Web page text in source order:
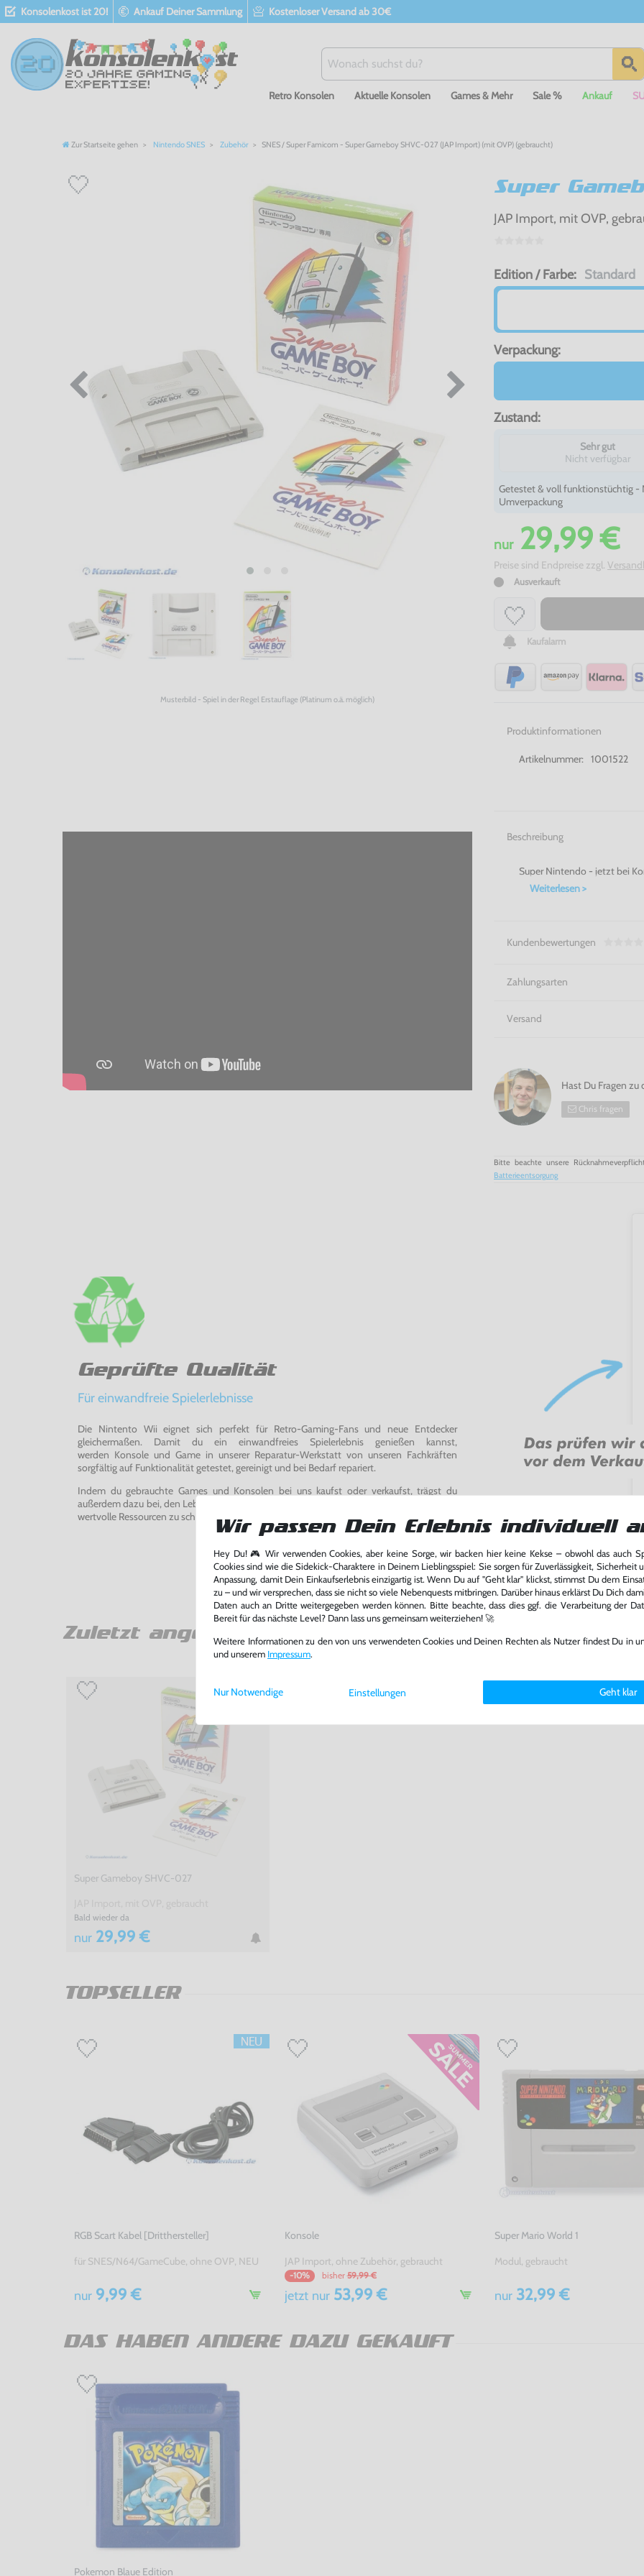
Konsolenkost ist 20! Ankauf Deiner Sammlung Kostenloser Versand ab 30€
Retro Konsolen Aktuelle Konsolen Games & Mehr Sale % Ankauf
Zur Startseite gehen Nintendo SNES Zubehör SNES / Super Famicom - Super Gameboy SHVC-027 (JAP Import) (mit OVP) (gebraucht)
Musterbild - Spiel in der Regel Erstauflage (Platinum o.ä. möglich)
Super
JAP Import, mit OVP,
Edition / Farbe: Standard
Verpackung:
Zustand:
Sehr gut
Nicht verfügbar
Getestet & voll funktionstüchtig -
Umverpackung
nur29,99 €
Preise sind Endpreise zzgl.
Ausverkauft
Kaufalarm
Produktinformationen
Artikelnummer: 1001522
Beschreibung
Super Nintendo - jetzt bei
Weiterlesen >
Kundenbewertungen
Zahlungsarten
Versand
Hast Du Fragen zu
Chris fragen
Bitte beachte unsere
Batterieentsorgung
Geprüfte Qualität
Für einwandfreie Spielerlebnisse
Die Nintento Wii eignet sich perfekt für Retro-Gaming-Fans und neue Entdecker
gleichermaßen. Damit du ein einwandfreies Spielerlebnis genießen kannst,
werden Konsole und Game in unserer Reparatur-Werkstatt von unseren Fachkräften
sorgfältig auf Funktionalität getestet, gereinigt und bei Bedarf repariert.
Indem du gebrauchte Games und Konsolen bei uns kaufst oder verkaufst, trägst du
außerdem dazu bei, den Lebenszyklus von Konsolen und Games zu verlängern und damit
wertvolle Ressourcen zu schonen und Abfall zu vermeiden.
Zuletzt angesehen
Super Gameboy SHVC-027
Bald wieder da
nur 29,99 €
TOPSELLER
RGB Scart Kabel [Dritthersteller]
für SNES/N64/GameCube, ohne OVP, NEU
nur 9,99 €
Konsole
JAP Import, ohne Zubehör, gebraucht
-10% bisher 59,99 €
jetzt nur53,99 €
Super Mario World 1
Modul, gebraucht
nur 32,99 €
DAS HABEN ANDERE DAZU GEKAUFT
Pokemon Blaue Edition
Wir passen Dein Erlebnis individuell
Hey Du! 🎮 Wir verwenden Cookies, aber keine Sorge, wir backen hier keine Kekse – obwohl das auch
Cookies sind wie die Sidekick-Charaktere in Deinem Lieblingsspiel: Sie sorgen für Zuverlässigkeit, Sicherheit
Anpassung, damit Dein Einkaufserlebnis einzigartig ist. Wenn Du auf "Geht klar" klickst, stimmst Du dem
zu – und wir versprechen, dass sie nicht so viele Nebenquests mitbringen. Darüber hinaus erklärst Du Dich
Daten auch an Dritte weitergegeben werden können. Bitte beachte, dass dies ggf. die Verarbeitung der
Bereit für das nächste Level? Dann lass uns gemeinsam weiterziehen! 🚀
Weitere Informationen zu den von uns verwendeten Cookies und Deinen Rechten als Nutzer findest Du in
und unserem Impressum.
Einstellungen Geht klar
Nur Notwendige